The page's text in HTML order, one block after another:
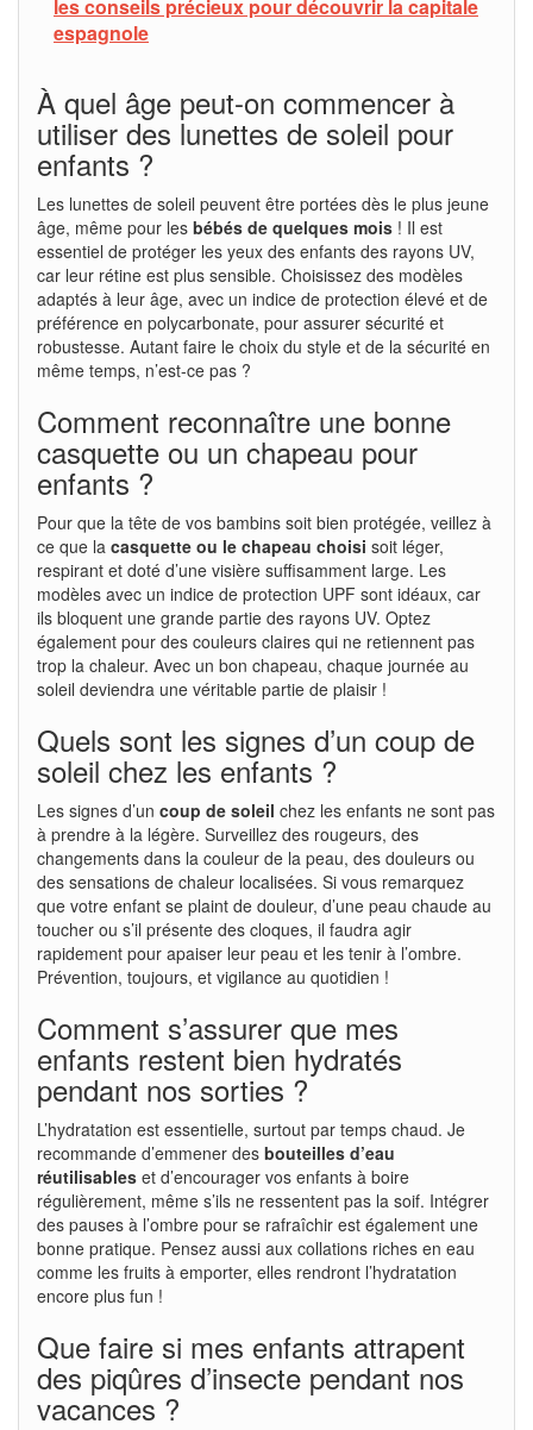
les conseils précieux pour découvrir la capitale
espagnole
À quel âge peut-on commencer à
utiliser des lunettes de soleil pour
enfants ?
Les lunettes de soleil peuvent être portées dès le plus jeune
âge, même pour les bébés de quelques mois ! Il est
essentiel de protéger les yeux des enfants des rayons UV,
car leur rétine est plus sensible. Choisissez des modèles
adaptés à leur âge, avec un indice de protection élevé et de
préférence en polycarbonate, pour assurer sécurité et
robustesse. Autant faire le choix du style et de la sécurité en
même temps, n’est-ce pas ?
Comment reconnaître une bonne
casquette ou un chapeau pour
enfants ?
Pour que la tête de vos bambins soit bien protégée, veillez à
ce que la casquette ou le chapeau choisi soit léger,
respirant et doté d’une visière suffisamment large. Les
modèles avec un indice de protection UPF sont idéaux, car
ils bloquent une grande partie des rayons UV. Optez
également pour des couleurs claires qui ne retiennent pas
trop la chaleur. Avec un bon chapeau, chaque journée au
soleil deviendra une véritable partie de plaisir !
Quels sont les signes d’un coup de
soleil chez les enfants ?
Les signes d’un coup de soleil chez les enfants ne sont pas
à prendre à la légère. Surveillez des rougeurs, des
changements dans la couleur de la peau, des douleurs ou
des sensations de chaleur localisées. Si vous remarquez
que votre enfant se plaint de douleur, d’une peau chaude au
toucher ou s’il présente des cloques, il faudra agir
rapidement pour apaiser leur peau et les tenir à l’ombre.
Prévention, toujours, et vigilance au quotidien !
Comment s’assurer que mes
enfants restent bien hydratés
pendant nos sorties ?
L’hydratation est essentielle, surtout par temps chaud. Je
recommande d’emmener des bouteilles d’eau
réutilisables et d’encourager vos enfants à boire
régulièrement, même s’ils ne ressentent pas la soif. Intégrer
des pauses à l’ombre pour se rafraîchir est également une
bonne pratique. Pensez aussi aux collations riches en eau
comme les fruits à emporter, elles rendront l’hydratation
encore plus fun !
Que faire si mes enfants attrapent
des piqûres d’insecte pendant nos
vacances ?